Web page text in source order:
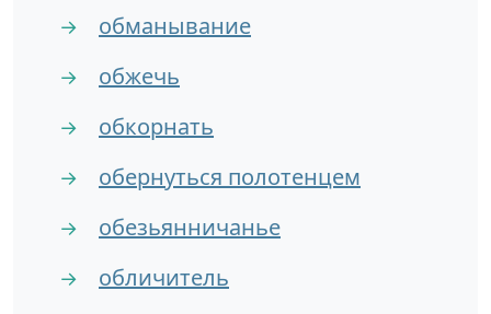
→ обманывание
→ обжечь
→ обкорнать
→ обернуться полотенцем
→ обезьянничанье
→
обличитель